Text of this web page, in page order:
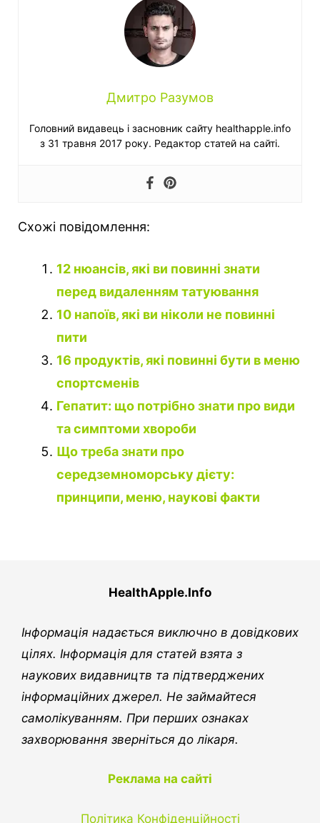
Дмитро Разумов
Головний видавець і засновник сайту healthapple.info
з 31 травня 2017 року. Редактор статей на сайті.
Схожі повідомлення:
12 нюансів, які ви повинні знати
перед видаленням татуювання
10 напоїв, які ви ніколи не повинні
пити
16 продуктів, які повинні бути в меню
спортсменів
Гепатит: що потрібно знати про види
та симптоми хвороби
Що треба знати про
середземноморську дієту:
принципи, меню, наукові факти
HealthApple.Info
Інформація надається виключно в довідкових
цілях. Інформація для статей взята з
наукових видавництв та підтверджених
інформаційних джерел. Не займайтеся
самолікуванням. При перших ознаках
захворювання зверніться до лікаря.
Реклама на сайті
Політика Конфіденційності